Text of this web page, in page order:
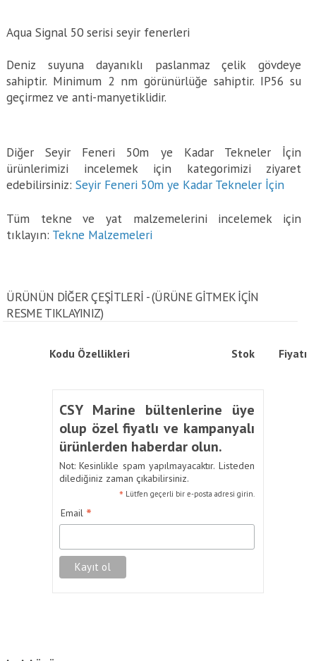
Aqua Signal 50 serisi seyir fenerleri
Deniz suyuna dayanıklı paslanmaz çelik gövdeye
sahiptir. Minimum 2 nm görünürlüğe sahiptir. IP56 su
geçirmez ve anti-manyetiklidir.
Diğer Seyir Feneri 50m ye Kadar Tekneler İçin
ürünlerimizi incelemek için kategorimizi ziyaret
edebilirsiniz:Seyir Feneri 50m ye Kadar Tekneler İçin
Tüm tekne ve yat malzemelerini incelemek için
tıklayın: Tekne Malzemeleri
ÜRÜNÜN DİĞER ÇEŞİTLERİ - (ÜRÜNE GITMEK IÇIN
RESME TIKLAYINIZ)
Kodu Özellikleri Stok Fiyatı
CSY Marine bültenlerine üye
olup özel fiyatlı ve kampanyalı
ürünlerden haberdar olun.
Not: Kesinlikle spam yapılmayacaktır. Listeden
dilediğiniz zaman çıkabilirsiniz.
* Lütfen geçerli bir e-posta adresi girin.
Email *